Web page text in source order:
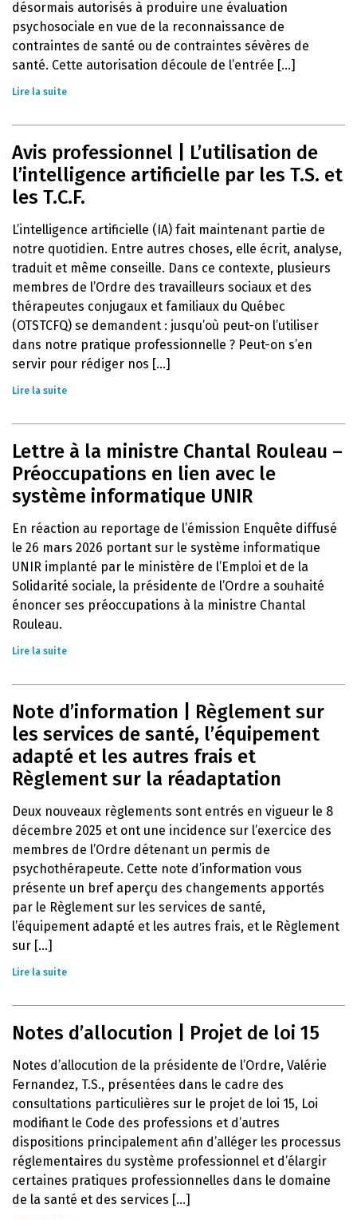
désormais autorisés à produire une évaluation
psychosociale en vue de la reconnaissance de
contraintes de santé ou de contraintes sévères de
santé. Cette autorisation découle de l’entrée [...]
Lire la suite
Avis professionnel | L’utilisation de
l’intelligence artificielle par les T.S. et
les T.C.F.
L’intelligence artificielle (IA) fait maintenant partie de
notre quotidien. Entre autres choses, elle écrit, analyse,
traduit et même conseille. Dans ce contexte, plusieurs
membres de l’Ordre des travailleurs sociaux et des
thérapeutes conjugaux et familiaux du Québec
(OTSTCFQ) se demandent : jusqu’où peut-on l’utiliser
dans notre pratique professionnelle ? Peut-on s’en
servir pour rédiger nos [...]
Lire la suite
Lettre à la ministre Chantal Rouleau –
Préoccupations en lien avec le
système informatique UNIR
En réaction au reportage de l’émission Enquête diffusé
le 26 mars 2026 portant sur le système informatique
UNIR implanté par le ministère de l’Emploi et de la
Solidarité sociale, la présidente de l’Ordre a souhaité
énoncer ses préoccupations à la ministre Chantal
Rouleau.
Lire la suite
Note d’information | Règlement sur
les services de santé, l’équipement
adapté et les autres frais et
Règlement sur la réadaptation
Deux nouveaux règlements sont entrés en vigueur le 8
décembre 2025 et ont une incidence sur l’exercice des
membres de l’Ordre détenant un permis de
psychothérapeute. Cette note d’information vous
présente un bref aperçu des changements apportés
par le Règlement sur les services de santé,
l’équipement adapté et les autres frais, et le Règlement
sur [...]
Lire la suite
Notes d’allocution | Projet de loi 15
Notes d’allocution de la présidente de l’Ordre, Valérie
Fernandez, T.S., présentées dans le cadre des
consultations particulières sur le projet de loi 15, Loi
modifiant le Code des professions et d’autres
dispositions principalement afin d’alléger les processus
réglementaires du système professionnel et d’élargir
certaines pratiques professionnelles dans le domaine
de la santé et des services [...]